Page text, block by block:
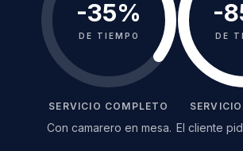
-35%
DE TIEMPO
SERVICIO COMPLETO
Con camarero en mesa.
-
DE
El cliente